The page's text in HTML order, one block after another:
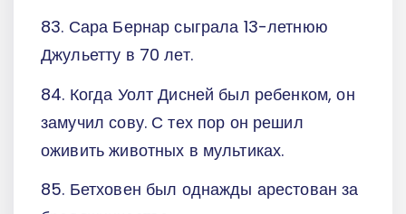
83. Сара Бернар сыграла 13-летнюю
Джульетту в 70 лет.
84. Когда Уолт Дисней был ребенком, он
замучил сову. С тех пор он решил
оживить животных в мультиках.
85. Бетховен был однажды арестован за